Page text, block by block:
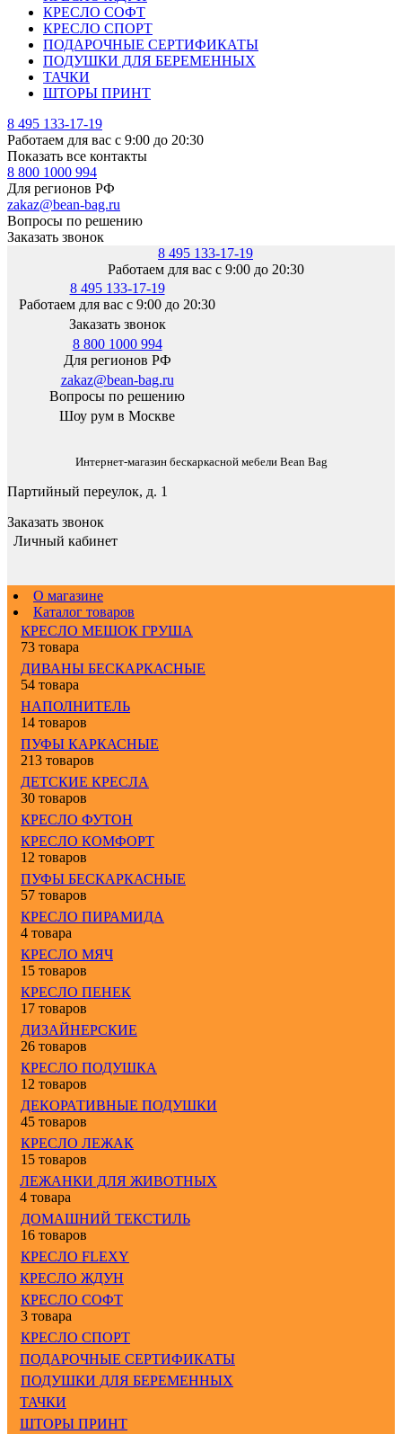
КРЕСЛО СОФТ
КРЕСЛО СПОРТ
ПОДАРОЧНЫЕ СЕРТИФИКАТЫ
ПОДУШКИ ДЛЯ БЕРЕМЕННЫХ
ТАЧКИ
ШТОРЫ ПРИНТ
8 495 133-17-19
Работаем для вас с 9:00 до 20:30
Показать все контакты
8 800 1000 994
Для регионов РФ
zakaz@bean-bag.ru
Вопросы по решению
Заказать звонок
8 495 133-17-19
Работаем для вас с 9:00 до 20:30
8 495 133-17-19
Работаем для вас с 9:00 до 20:30
Заказать звонок
8 800 1000 994
Для регионов РФ
zakaz@bean-bag.ru
Вопросы по решению
Шоу рум в Москве
Интернет-магазин бескаркасной мебели Bean Bag
Партийный переулок, д. 1
Заказать звонок
Личный кабинет
О магазине
Каталог товаров
КРЕСЛО МЕШОК ГРУША
73 товара
ДИВАНЫ БЕСКАРКАСНЫЕ
54 товара
НАПОЛНИТЕЛЬ
14 товаров
ПУФЫ КАРКАСНЫЕ
213 товаров
ДЕТСКИЕ КРЕСЛА
30 товаров
КРЕСЛО ФУТОН
КРЕСЛО КОМФОРТ
12 товаров
ПУФЫ БЕСКАРКАСНЫЕ
57 товаров
КРЕСЛО ПИРАМИДА
4 товара
КРЕСЛО МЯЧ
15 товаров
КРЕСЛО ПЕНЕК
17 товаров
ДИЗАЙНЕРСКИЕ
26 товаров
КРЕСЛО ПОДУШКА
12 товаров
ДЕКОРАТИВНЫЕ ПОДУШКИ
45 товаров
КРЕСЛО ЛЕЖАК
15 товаров
ЛЕЖАНКИ ДЛЯ ЖИВОТНЫХ
4 товара
ДОМАШНИЙ ТЕКСТИЛЬ
16 товаров
КРЕСЛО FLEXY
КРЕСЛО ЖДУН
КРЕСЛО СОФТ
3 товара
КРЕСЛО СПОРТ
ПОДАРОЧНЫЕ СЕРТИФИКАТЫ
ПОДУШКИ ДЛЯ БЕРЕМЕННЫХ
ТАЧКИ
ШТОРЫ ПРИНТ